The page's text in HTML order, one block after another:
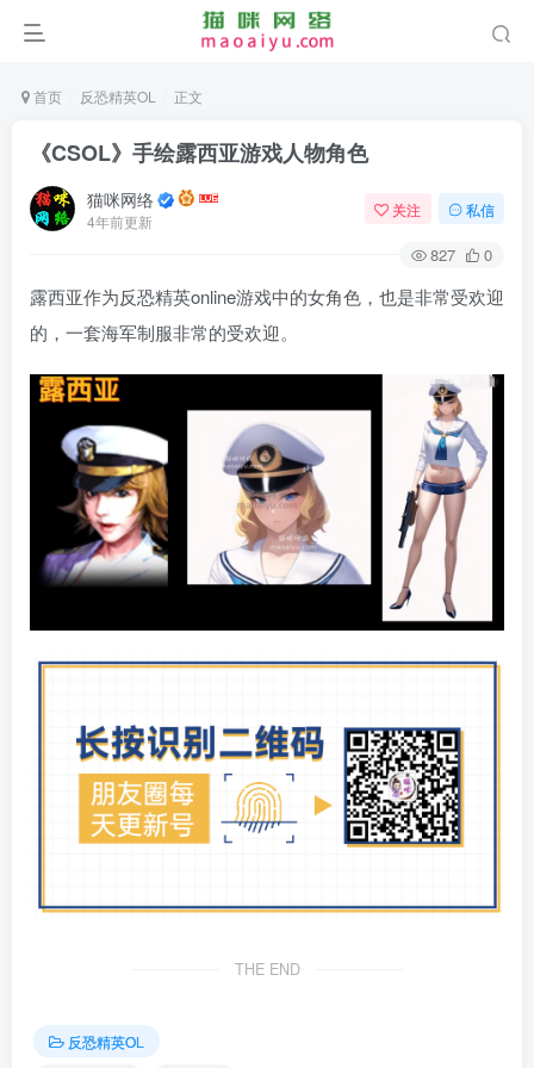
首页 反恐精英OL 正文
《CSOL》手绘露西亚游戏人物角色
猫咪网络
4年前更新
关注 私信
827 0
露西亚作为反恐精英online游戏中的女角色，也是非常受欢迎
的，一套海军制服非常的受欢迎。
THE END
反恐精英OL